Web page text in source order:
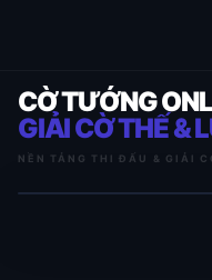
CỜ TƯỚNG
GIẢI CỜ THẾ &
NỀN TẢNG THI ĐẤU & GIẢI